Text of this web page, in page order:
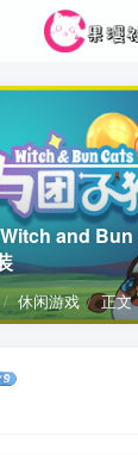
and
休闲游戏 正文